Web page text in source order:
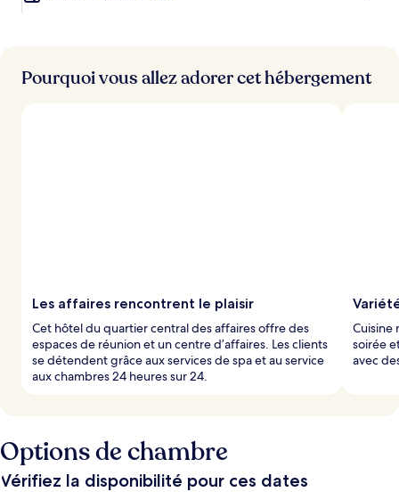
v
Pourquoi vous allez adorer cet hébergement
Les affaires rencontrent le plaisir
Cet hôtel du quartier central des affaires offre des
espaces de réunion et un centre d’affaires. Les clients
se détendent grâce aux services de spa et au service
aux chambres 24 heures sur 24.
Cuisine
soirée
avec
Options de chambre
Vérifiez la disponibilité pour ces dates